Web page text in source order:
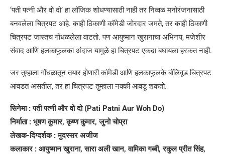
‘पती पत्नी और वो दो’ हा लॉजिक शोधण्यासाठी नाही तर निव्वळ मनोरंजनासाठी
बनवलेला चित्रपट आहे. काही ठिकाणी कॉमेडी जोरदार जमते, तर काही ठिकाणी
चित्रपट जास्तच गोंधळलेला वाटतो. पण आयुष्मान खुरानाचा अभिनय, मजेशीर
संवाद आणि हलकाफुलका अंदाज यामुळे हा चित्रपट एकदा बघायला हरकत नाही.
जर तुम्हाला गोंधळातून तयार होणारी कॉमेडी आणि हलकाफुलके बॉलिवूड चित्रपट
आवडत असतील, तर हा चित्रपट तुम्हाला नक्की आवडू शकतो.
सिनेमा : पती पत्नी और वो दो (Pati Patni Aur Woh Do)
निर्माता : भूषण कुमार, कृष्ण कुमार, जुनो चोप्रा
लेखक-दिग्दर्शक : मुदस्सर अजीज
कलाकार : आयुष्मान खुराना, सारा अली खान, वामिका गब्बी, रकुल प्रीत सिंह,